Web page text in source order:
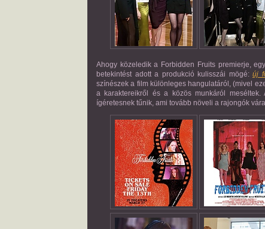
Ahogy közeledik a Forbidden Fruitspremierje,
betekintést adott a produkció kulisszái mögé: új
színészek a film különleges hangulatáról, (mivel
a karaktereikről és a közös munkáról
ígéretesnek tűnik, ami tovább növeli a rajongók